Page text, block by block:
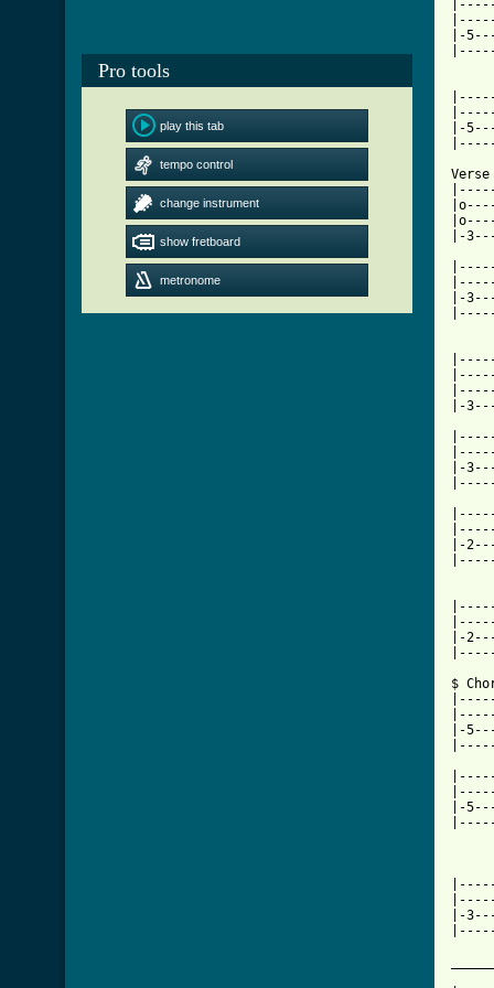
Pro tools
play this tab
tempo control
change instrument
show fretboard
metronome
|-
|-
Verse
|-
|-
|-
|-
|-
|-
$
|-
|-
|-